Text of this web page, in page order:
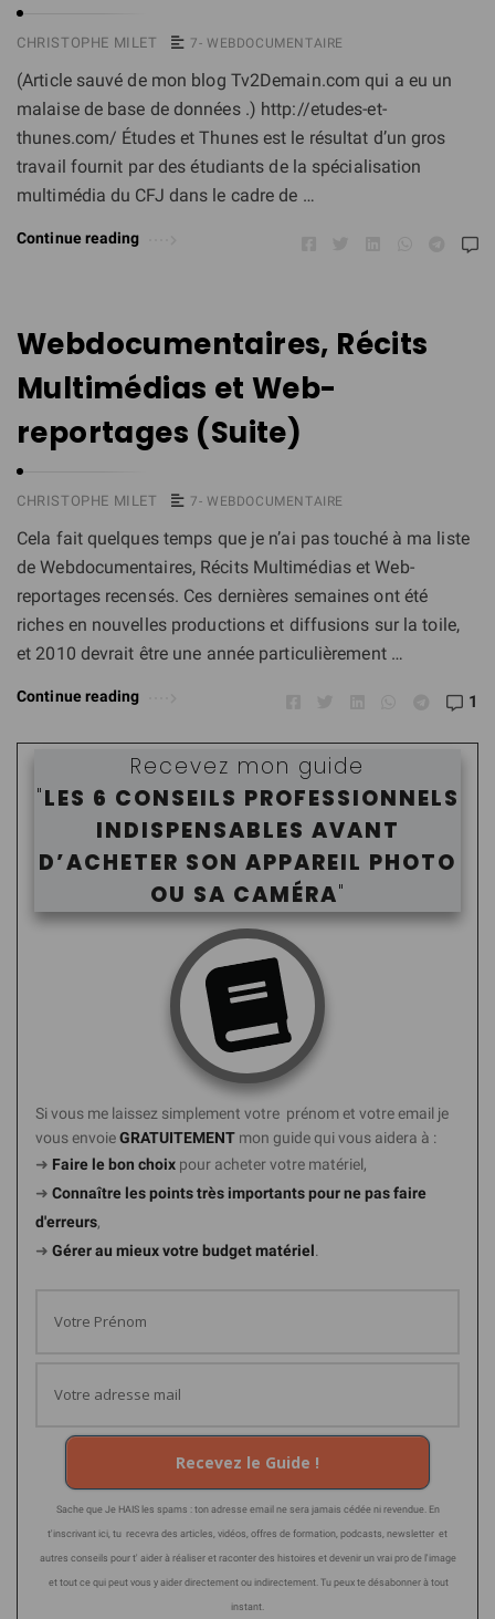
CHRISTOPHE MILET 7- WEBDOCUMENTAIRE
(Article sauvé de mon blog Tv2Demain.com qui a eu un
malaise de base de données .) http://etudes-et-
thunes.com/ Études et Thunes est le résultat d’un gros
travail fournit par des étudiants de la spécialisation
multimédia du CFJ dans le cadre de …
Continue reading
Webdocumentaires, Récits
Multimédias et Web-
reportages (Suite)
CHRISTOPHE MILET 7- WEBDOCUMENTAIRE
Cela fait quelques temps que je n’ai pas touché à ma liste
de Webdocumentaires, Récits Multimédias et Web-
reportages recensés. Ces dernières semaines ont été
riches en nouvelles productions et diffusions sur la toile,
et 2010 devrait être une année particulièrement …
Continue reading 1
Recevez mon guide
"LES 6 CONSEILS PROFESSIONNELS
INDISPENSABLES AVANT
D’ACHETER SON APPAREIL PHOTO
OU SA CAMÉRA"
Si vous me laissez simplement votre prénom et votre email je
vous envoieGRATUITEMENT mon guidequi vous aidera à :
➜ Faire le bon choix pour acheter votre matériel,
➜ Connaître les points très importantspour ne pas faire
d'erreurs,
➜ Gérer au mieux votre budget matériel.
Recevez le Guide !
Sache que Je HAIS les spams : ton adresse email ne sera jamais cédée ni revendue. En
t'inscrivant ici, tu recevra des articles, vidéos, offres de formation, podcasts, newsletter et
autres conseils pour t' aider à réaliser et raconter des histoires et devenir un vrai pro de l'image
et tout ce qui peut vous y aider directement ou indirectement. Tu peux te désabonner à tout
instant.